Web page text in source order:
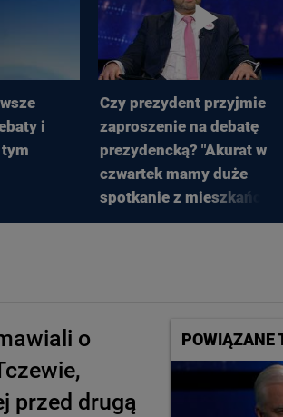
i
Czy prezydent przyjmie
zaproszenie na debatę
prezydencką? "Akurat w
czwartek mamy duże
spotkanie z mieszkańcami
województwie lubuskim"
o
przed drugą
POWIĄZANE